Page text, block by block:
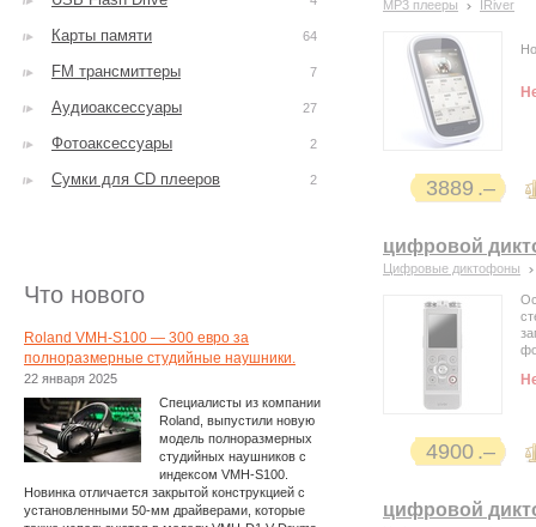
MP3 плееры IRiver
3889
цифровой
Цифровые диктофоны
4900
цифровой
Карты памяти 64
FM трансмиттеры 7
Аудиоаксессуары 27
Фотоаксессуары 2
Сумки для CD плееров 2
Что нового
Roland VMH-S100 — 300 евро за
полноразмерные студийные наушники.
22 января 2025
Специалисты из компании
Roland, выпустили новую
модель полноразмерных
студийных наушников с
индексом VMH-S100.
Новинка отличается закрытой конструкцией с
установленными 50-мм драйверами, которые